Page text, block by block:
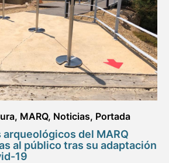
, MARQ, Noticias, Portada
del MARQ
al público tras su adaptación
19